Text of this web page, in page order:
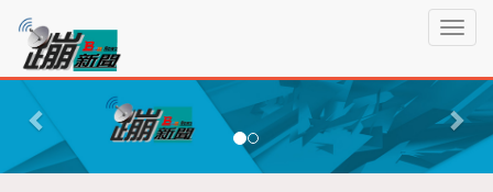
T
g
l
e
蹦
新
聞P
r
v
N
e
x
t